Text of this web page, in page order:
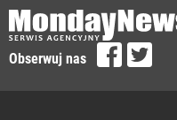
Obserwuj nas